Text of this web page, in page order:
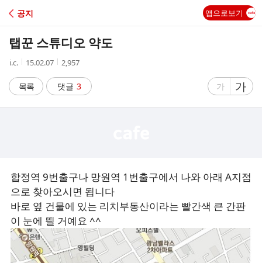
C
A
공지 앱으로보기
탭꾼 스튜디오 약도
작
자
i.c.
작
시
간
15.02.07
조
수
2,957
목록 댓글 3
글
게
가
글
자
게
가
합정역 9번출구나 망원역 1번출구에서 나와 아래 A지점
으로 찾아오시면 됩니다
바로 옆 건물에 있는 리치부동산이라는 빨간색 큰 간판
이 눈에 띌 거예요 ^^